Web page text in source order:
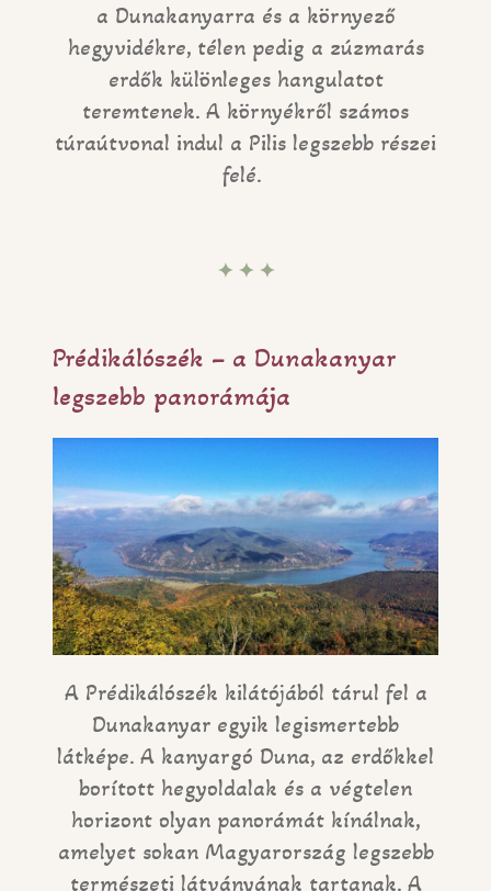
a Dunakanyarra és a környező
hegyvidékre, télen pedig a zúzmarás
erdők különleges hangulatot
teremtenek. A környékről számos
túraútvonal indul a Pilis legszebb részei
felé.
✦ ✦ ✦
Prédikálószék – a Dunakanyar
legszebb panorámája
A Prédikálószék kilátójából tárul fel a
Dunakanyar egyik legismertebb
látképe. A kanyargó Duna, az erdőkkel
borított hegyoldalak és a végtelen
horizont olyan panorámát kínálnak,
amelyet sokan Magyarország legszebb
természeti látványának tartanak. A